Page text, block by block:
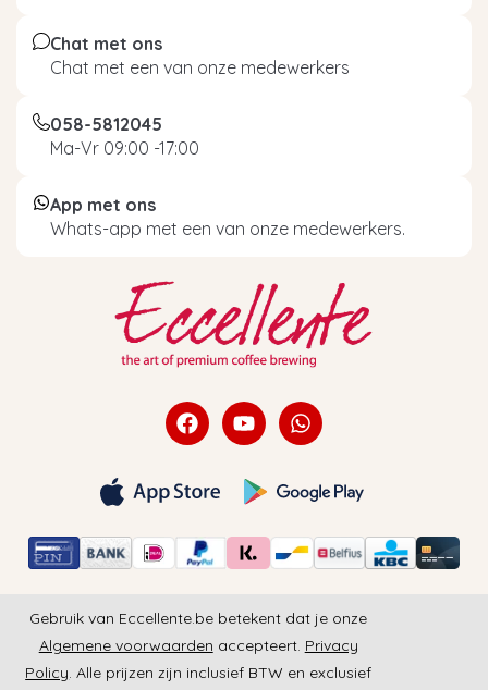
Chat met ons
Chat met een van onze medewerkers
058-5812045
Ma-Vr 09:00 -17:00
App met ons
Whats-app met een van onze medewerkers.
Gebruik van Eccellente.be betekent dat je onze
Algemene voorwaarden accepteert. Privacy
Policy. Alle prijzen zijn inclusief BTW en exclusief